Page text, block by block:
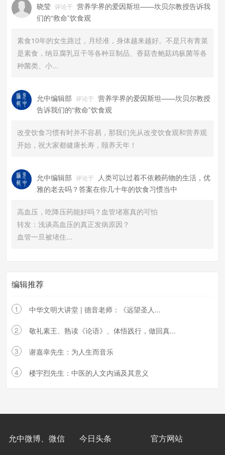
晓莹 评论于 营养学界的爱因斯坦——坎贝尔教授告诉我
们的“救命”饮食观
素食10年的女生路过，月经准，身体越来越好。不是只有青菜
是素食，纳豆腐乳豆干等各种豆制品、香菇杏鲍菇鸡枞菌等各
种菌类、小...
允中编辑部 评论于 营养学界的爱因斯坦——坎贝尔教授
告诉我们的“救命”饮食观
改变饮食习惯有时并不容易，那我们先从改变饮食观和营养观
开始，祝大家都健康长寿，颐养天年！
允中编辑部 评论于
人类可以过着不依赖药物的生活，优
雅的老去吗？答案在你几十年的饮食习惯当中​
高血压，吃降压药能好吗？血管堵塞真的可怕
转发：浅谈高血压的真正发病原因？
血管一旦被堵住...
编辑推荐
1 中华文明大讲堂 | 德音老师：《远望圣人...
2 敬礼素王、熟读《论语》、体悟践行，做回真...
3 谢嘉幸先生：为人生而音乐
4 楼宇烈先生：中医的人文内涵及其意义
允中微博、微信 今日头条 官方网站